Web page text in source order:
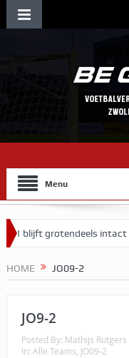
Menu
grotendeels intact
HOME JO09-2
JO9-2
Posted By: Mathijs Rutgers
In: Alle Teams JO09-2